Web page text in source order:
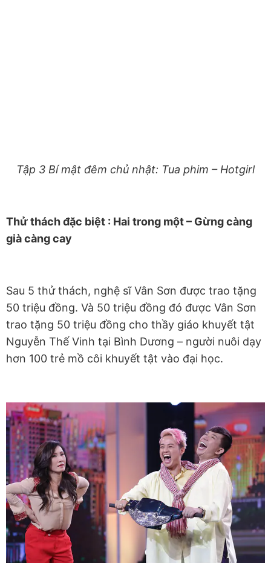
Tập 3 Bí mật đêm chủ nhật: Tua phim – Hotgirl
Thử thách đặc biệt : Hai trong một – Gừng càng
già càng cay
Sau 5 thử thách, nghệ sĩ Vân Sơn được trao tặng
50 triệu đồng. Và 50 triệu đồng đó được Vân Sơn
trao tặng 50 triệu đồng cho thầy giáo khuyết tật
Nguyễn Thế Vinh tại Bình Dương – người nuôi dạy
hơn 100 trẻ mồ côi khuyết tật vào đại học.